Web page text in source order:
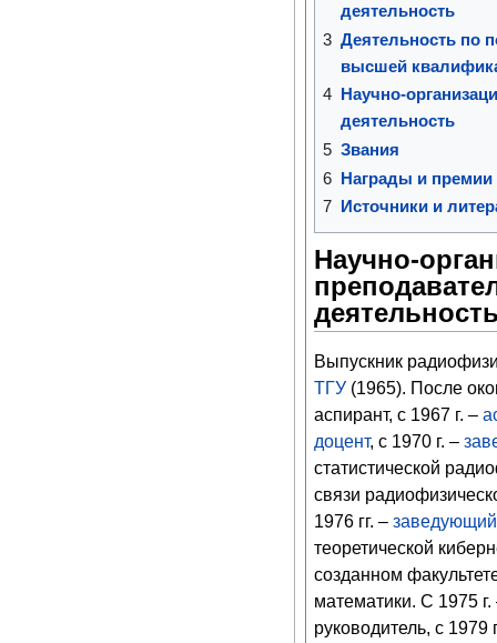
деятельность
3 Деятельность по
высшей
4
Научно-
деятельность
5 Звания
6 Награды и премии
7 Источники и
Научно-
Выпускник
ТГУ(1965). После
аспирант, с 1967 г. –
доцент, с 1970 г. –
статистической
связи
1976 гг. –
теоретической
созданном
математики. С 1975
руководитель, с